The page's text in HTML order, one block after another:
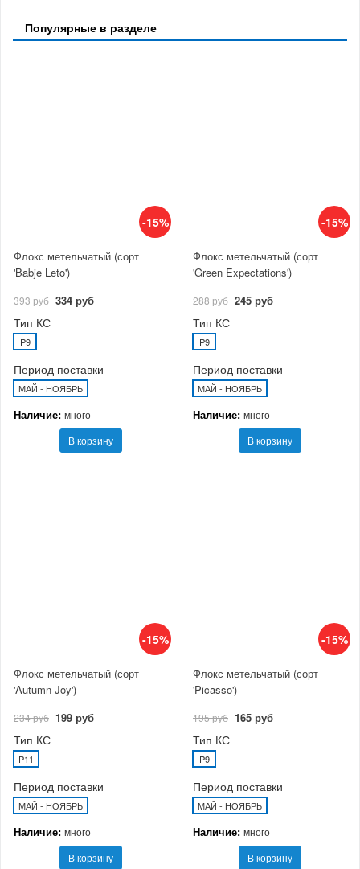
Популярные в разделе
-15%
Флокс метельчатый (сорт
'Babje Leto')
393 руб 334 руб
Тип КС
P9
Период поставки
МАЙ - НОЯБРЬ
Наличие: много
В корзину
-15%
Флокс метельчатый (сорт
'Green Expectations')
288 руб 245 руб
Тип КС
P9
Период поставки
МАЙ - НОЯБРЬ
Наличие: много
В корзину
-15%
Флокс метельчатый (сорт
'Autumn Joy')
234 руб 199 руб
Тип КС
P11
Период поставки
МАЙ - НОЯБРЬ
Наличие: много
В корзину
-15%
Флокс метельчатый (сорт
'Picasso')
195 руб 165 руб
Тип КС
P9
Период поставки
МАЙ - НОЯБРЬ
Наличие: много
В корзину